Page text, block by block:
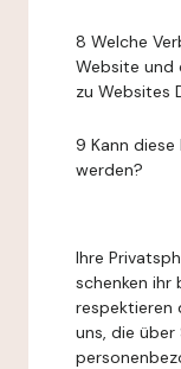
8 Welche
Website und
zu Websites
9 Kann
werden?
Ihre
schenken ihr
respektieren
uns, die über